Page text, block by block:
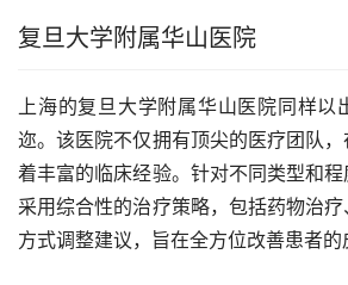
复旦大学附属华山医院
上海的复旦大学附属华山医院同样以
迩。该医院不仅拥有顶尖的医疗团队
着丰富的临床经验。针对不同类型和
采用综合性的治疗策略，包括药物治
方式调整建议，旨在全方位改善患者的